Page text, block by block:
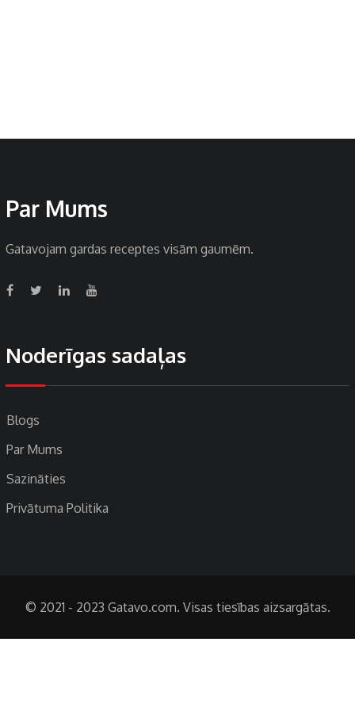
Par Mums
Gatavojam gardas receptes visām gaumēm.
Noderīgas sadaļas
Blogs
Par Mums
Sazināties
Privātuma Politika
© 2021 - 2023 Gatavo.com. Visas tiesības aizsargātas.